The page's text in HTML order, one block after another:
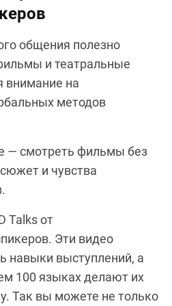
общения полезно
и театральные
внимание на
методов
— смотреть фильмы без
и чувства
Talks от
Эти видео
навыки выступлений, а
100 языках делают их
Так вы можете не только